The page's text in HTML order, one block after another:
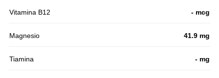
Vitamina B12 - mcg
Magnesio 41.9 mg
Tiamina - mg